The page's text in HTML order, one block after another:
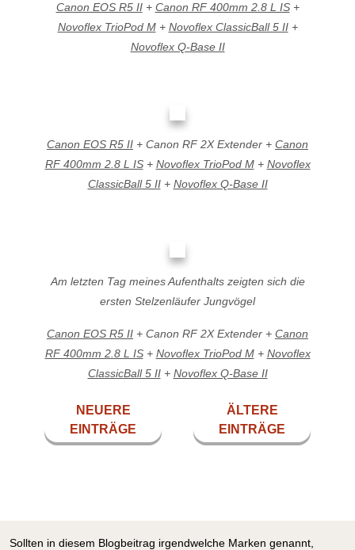
Canon EOS R5 II+ Canon RF 400mm 2.8 L IS+
Novoflex TrioPod M+ Novoflex ClassicBall 5 II+
Novoflex Q-Base II
Canon EOS R5 II + Canon RF 2X Extender + Canon
RF 400mm 2.8 L IS+ Novoflex TrioPod M+ Novoflex
ClassicBall 5 II+ Novoflex Q-Base II
Am letzten Tag meines Aufenthalts zeigten sich die
ersten Stelzenläufer Jungvögel
Canon EOS R5 II + Canon RF 2X Extender + Canon
RF 400mm 2.8 L IS+ Novoflex TrioPod M+ Novoflex
ClassicBall 5 II+ Novoflex Q-Base II
NEUERE
EINTRÄGE
ÄLTERE
EINTRÄGE
Sollten in diesem Blogbeitrag irgendwelche Marken genannt,